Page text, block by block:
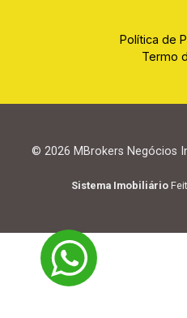
Política de
Termo
© 2026 MBrokers Negócios
Sistema Imobiliário